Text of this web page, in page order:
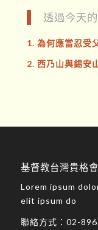
透過今天
1. 為何應當忍受
2. 西乃山與錫安
基督教台灣貴格
Lorem ipsum
elit ipsum do
聯絡方式： 02-